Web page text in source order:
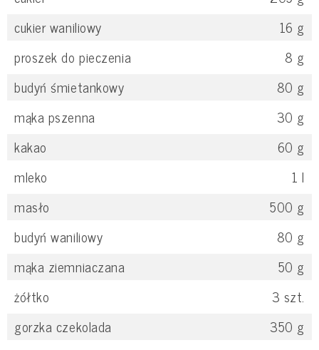
cukier waniliowy
16 g
proszek do pieczenia
8 g
budyń śmietankowy
80 g
mąka pszenna
30 g
kakao
60 g
mleko
1 l
masło
500 g
budyń waniliowy
80 g
mąka ziemniaczana
50 g
żółtko
3 szt.
gorzka czekolada
350 g